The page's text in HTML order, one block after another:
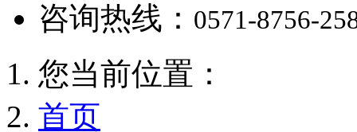
咨询热线： 0571-8756-
您当前位置：
首页